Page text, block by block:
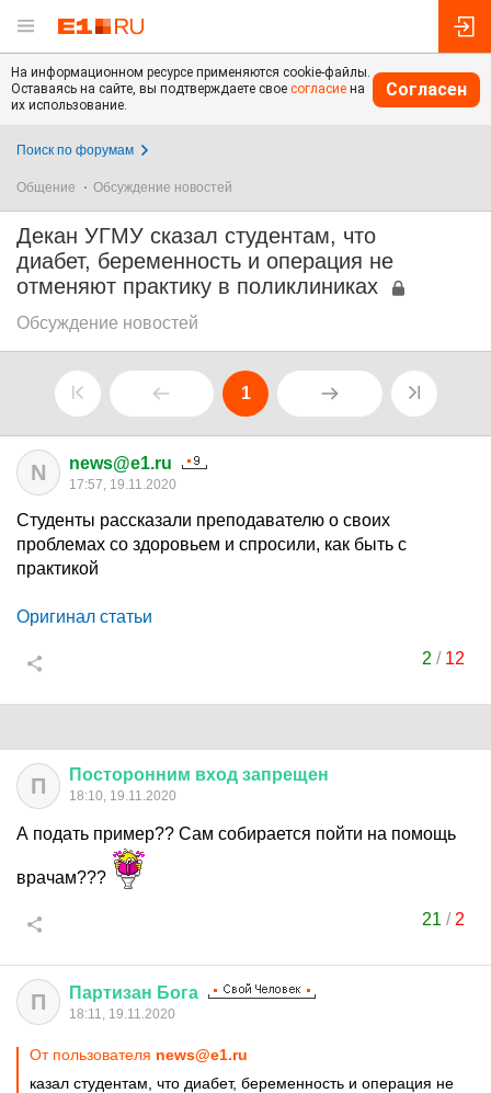
На информационном ресурсе применяются cookie-файлы.
Оставаясь на сайте, вы подтверждаете свое согласие на
их использование.
Согласен
Поиск по форумам
Общение Обсуждение новостей
Декан УГМУ сказал студентам, что
диабет, беременность и операция не
отменяют практику в поликлиниках
Обсуждение новостей
1
N news@e1.ru
17:57, 19.11.2020
Студенты рассказали преподавателю о своих
проблемах со здоровьем и спросили, как быть с
практикой
Оригинал статьи
2 / 12
П Посторонним вход запрещен
18:10, 19.11.2020
А подать пример?? Сам собирается пойти на помощь
врачам???
21 / 2
П Партизан Бога
18:11, 19.11.2020
От пользователя news@e1.ru
казал студентам, что диабет, беременность и операция не